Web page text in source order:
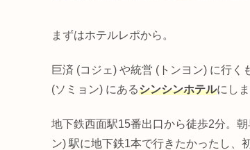
まずはホテルレポから。
巨済 (コジェ) や統営 (トンヨン) に行
(ソミョン) にあるシンシンホテルにしま
地下鉄西面駅15番出口から徒歩2分。
ン) 駅に地下鉄1本で行きたかったし、